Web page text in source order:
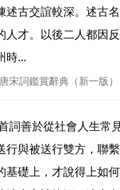
述古交誼較深。述古
人才。以後二人都因
時...
宋詞鑑賞辭典（新一版
行與被送行雙方，聯
基礎上，才說得上如